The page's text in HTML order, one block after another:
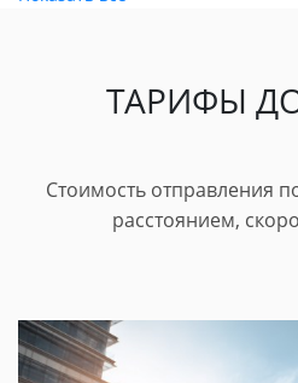
ТАРИФЫ
Стоимость отправления
расстоянием,